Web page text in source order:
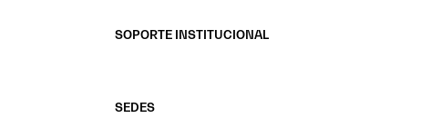
SOPORTE INSTITUCIONAL
SEDES